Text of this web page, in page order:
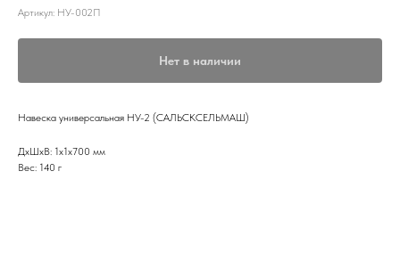
Артикул: НУ-002П
Нет в наличии
Навеска универсальная НУ-2 (САЛЬСКСЕЛЬМАШ)
ДxШxВ: 1x1x700 мм
Вес: 140 г